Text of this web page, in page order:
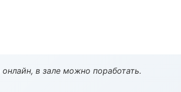
в зале можно поработать.